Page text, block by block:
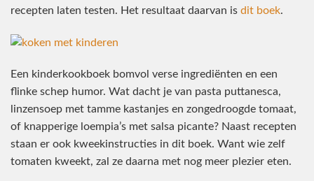
recepten laten testen. Het resultaat daarvan is dit boek.
Een kinderkookboek bomvol verse ingrediënten en een
flinke schep humor. Wat dacht je van pasta puttanesca,
linzensoep met tamme kastanjes en zongedroogde tomaat,
of knapperige loempia’s met salsa picante? Naast recepten
staan er ook kweekinstructies in dit boek. Want wie zelf
tomaten kweekt, zal ze daarna met nog meer plezier eten.